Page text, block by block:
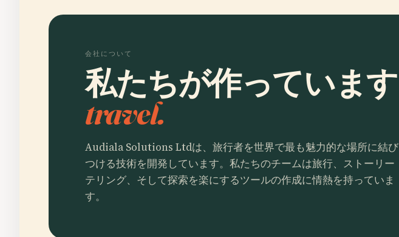
会社について
私たちが作っています
travel.
Audiala Solutions Ltdは、旅行者を世界で最も魅力的な場所に結び
つける技術を開発しています。私たちのチームは旅行、ストーリー
テリング、そして探索を楽にするツールの作成に情熱を持っていま
す。